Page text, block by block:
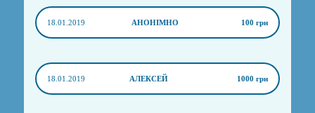
18.01.2019 АНОНІМНО 100 грн
18.01.2019 АЛЕКСЕЙ 1000 грн